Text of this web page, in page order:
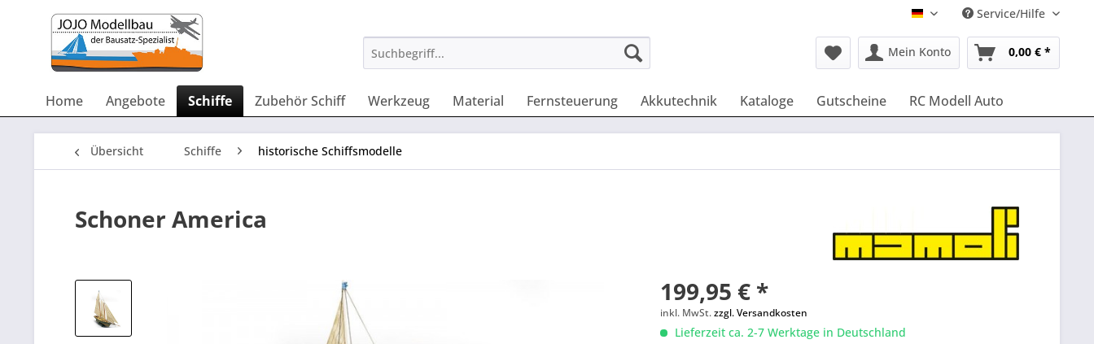
Deutsch Service/Hilfe
Mein Konto 0,00 € *
Home Angebote Schiffe Zubehör Schiff Werkzeug Material Fernsteuerung Akkutechnik Kataloge Gutscheine RC Modell Auto
Übersicht Schiffe historische Schiffsmodelle
Schoner America
199,95 € *
inkl. MwSt.zzgl. Versandkosten
Lieferzeit ca. 2-7 Werktage in Deutschland